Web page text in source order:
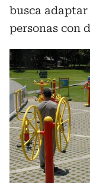
busca adaptar
personas con